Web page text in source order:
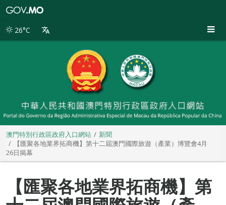
別
26°C
澳門特別行政區政府入口網站
新聞
【匯聚各地業界拓商機】第十二屆澳門國際旅遊（產業）博覽會4月
26日揭幕
【匯聚各地業界拓商機】第